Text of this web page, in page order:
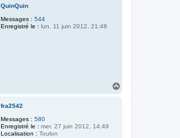
QuinQuin
Messages : 544
Enregistré le : lun. 11 juin 2012, 21:48
fra2542
Messages : 580
Enregistré le : mer. 27 juin 2012, 14:49
Localisation : Toulon